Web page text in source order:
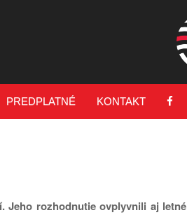
PREDPLATNÉ KONTAKT
Jeho rozhodnutie ovplyvnili aj letné